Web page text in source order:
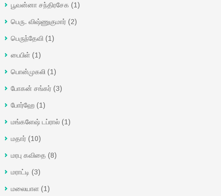
பூவன்னா சந்திரசேக (1)
பெரு. விஷ்ணுகுமார் (2)
பெருந்தேவி (1)
பைபிள் (1)
பொன்முகலி (1)
போகன் சங்கர் (3)
போர்ஹே (1)
மங்களேஷ் டப்ரால் (1)
மதார் (10)
மரபு கவிதை (8)
மராட்டி (3)
மலையாள (1)